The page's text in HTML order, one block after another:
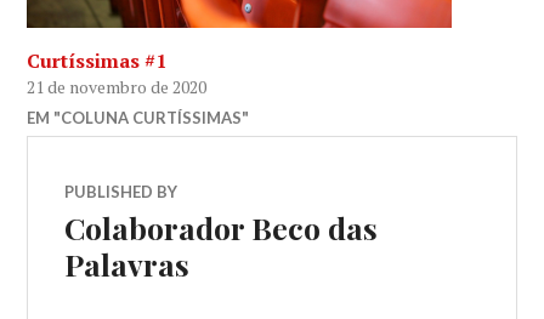
Curtíssimas #1
21 de novembro de 2020
EM "COLUNA CURTÍSSIMAS"
PUBLISHED BY
Colaborador Beco das
Palavras